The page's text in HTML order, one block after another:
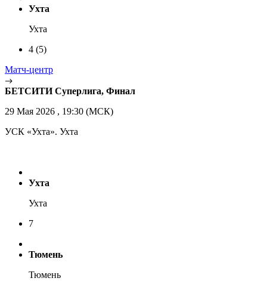
Ухта
Ухта
4 (5)
Матч-центр
БЕТСИТИ Суперлига, Финал
29 Мая 2026 , 19:30 (МСК)
УСК «Ухта». Ухта
Ухта
Ухта
7
Тюмень
Тюмень